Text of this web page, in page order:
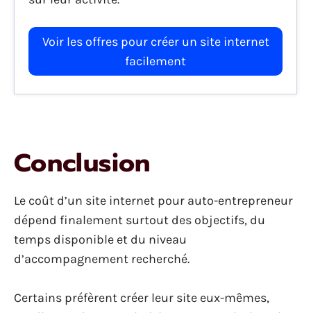
Voir les offres pour créer un site internet
facilement
Conclusion
Le coût d’un site internet pour auto-entrepreneur
dépend finalement surtout des objectifs, du
temps disponible et du niveau
d’accompagnement recherché.
Certains préfèrent créer leur site eux-mêmes,